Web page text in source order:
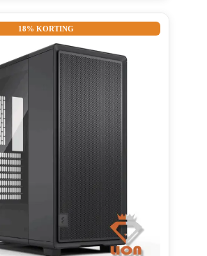
18% KORTING